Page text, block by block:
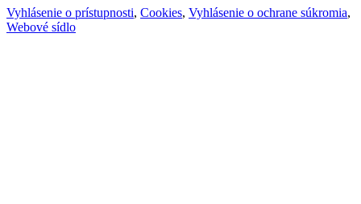
Vyhlásenie o prístupnosti, Cookies, Vyhlásenie o ochrane súkromia,
Webové sídlo